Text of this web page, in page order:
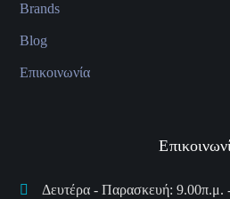
Brands
Blog
Επικοινωνία
Δευτέρα - Παρασκευή: 9.00π.μ.